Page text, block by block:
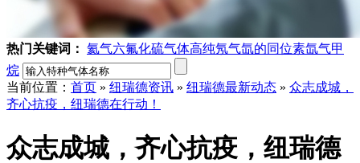
热门关键词： 氦气六氟化硫气体高纯氖气氙的同位素氙气甲
烷
当前位置： 首页 » 纽瑞德资讯 » 纽瑞德最新动态 » 众志成城，
齐心抗疫，纽瑞德在行动！
众志成城，齐心抗疫，纽瑞德